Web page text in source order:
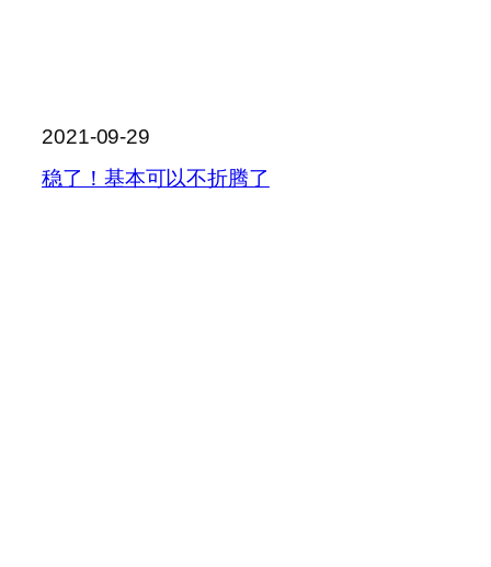
2021-09-29
稳了！基本可以不折腾了